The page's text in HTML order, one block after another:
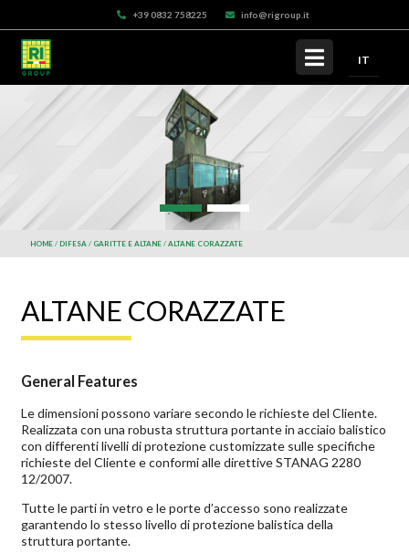
+39 0832 758225 info@rigroup.it
IT
HOME DIFESA GARITTE E ALTANE ALTANE CORAZZATE
ALTANE CORAZZATE
General Features
Le dimensioni possono variare secondo le richieste del Cliente.
Realizzata con una robusta struttura portante in acciaio balistico
con differenti livelli di protezione customizzate sulle specifiche
richieste del Cliente e conformi alle direttive STANAG 2280
12/2007.
Tutte le parti in vetro e le porte d’accesso sono realizzate
garantendo lo stesso livello di protezione balistica della
struttura portante.